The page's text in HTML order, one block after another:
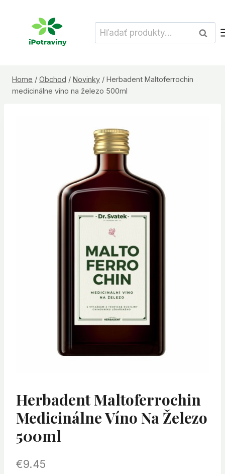
Hľadať:
Home / Obchod / Novinky / Herbadent Maltoferrochin
medicinálne víno na železo 500ml
Herbadent Maltoferrochin
Medicinálne Víno Na Železo
500ml
€9.45